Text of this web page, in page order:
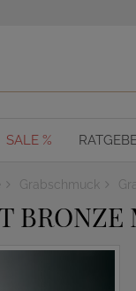
SALE %
Grabschmuck